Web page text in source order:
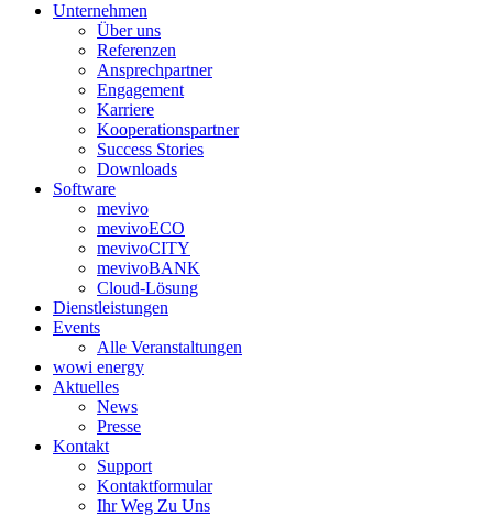
Unternehmen
Über uns
Referenzen
Ansprechpartner
Engagement
Karriere
Kooperationspartner
Success Stories
Downloads
Software
mevivo
mevivoECO
mevivoCITY
mevivoBANK
Cloud-Lösung
Dienstleistungen
Events
Alle Veranstaltungen
wowi energy
Aktuelles
News
Presse
Kontakt
Support
Kontaktformular
Ihr Weg Zu Uns